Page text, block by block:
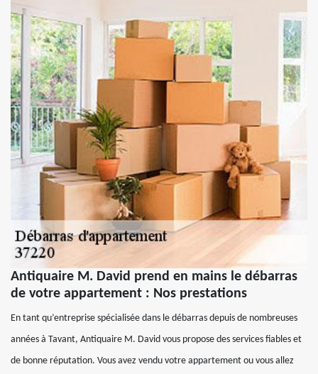
Antiquaire M. David prend en mains le débarras
de votre appartement : Nos prestations
En tant qu’entreprise spécialisée dans le débarras depuis de nombreuses
années à Tavant, Antiquaire M. David vous propose des services fiables et
de bonne réputation. Vous avez vendu votre appartement ou vous allez